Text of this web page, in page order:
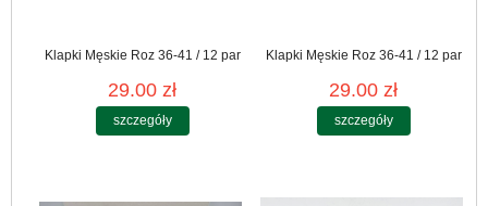
Klapki Męskie Roz 36-41 / 12 par
29.00 zł
szczegóły
Klapki Męskie Roz 36-41 / 12 par
29.00 zł
szczegóły